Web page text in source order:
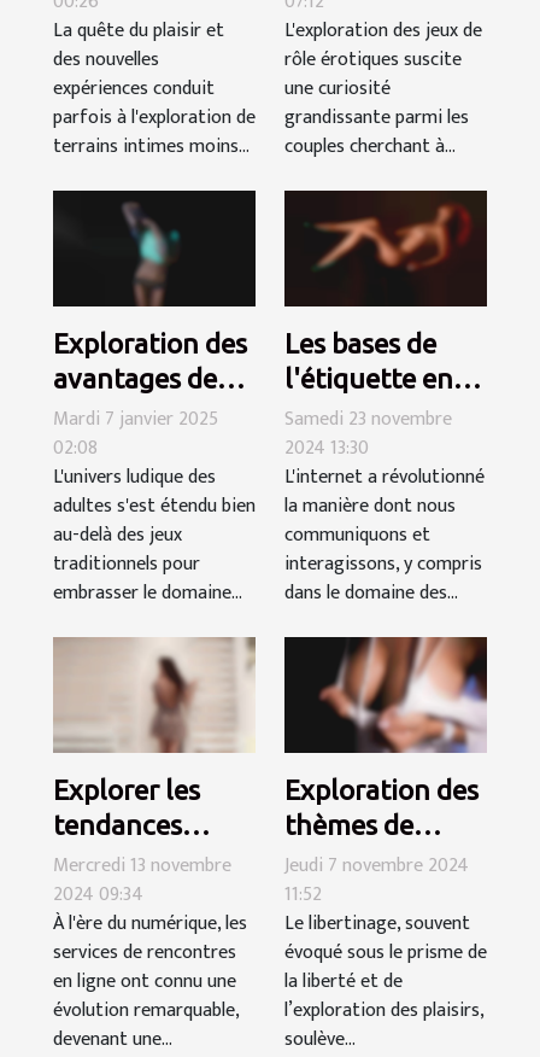
rencontre à
trois réussie
La quête du plaisir et
des nouvelles
expériences conduit
parfois à l'exploration de
terrains intimes moins...
débutants
L'exploration des jeux de
rôle érotiques suscite
une curiosité
grandissante parmi les
couples cherchant à...
Exploration des
avantages des
jeux pour
adultes en ligne
et gratuits
Mardi 7 janvier 2025
02:08
L'univers ludique des
adultes s'est étendu bien
au-delà des jeux
traditionnels pour
embrasser le domaine...
Les bases de
l'étiquette en
ligne pour des
rencontres
trans
respectueuses
Samedi 23 novembre
2024 13:30
L'internet a révolutionné
la manière dont nous
communiquons et
interagissons, y compris
dans le domaine des...
Explorer les
tendances
modernes dans
les services de
rencontres en
ligne
Mercredi 13 novembre
2024 09:34
À l'ère du numérique, les
services de rencontres
en ligne ont connu une
évolution remarquable,
devenant une...
Exploration des
thèmes de
confiance et
consentement
dans le
libertinage
Jeudi 7 novembre 2024
11:52
Le libertinage, souvent
évoqué sous le prisme de
la liberté et de
l’exploration des plaisirs,
soulève...